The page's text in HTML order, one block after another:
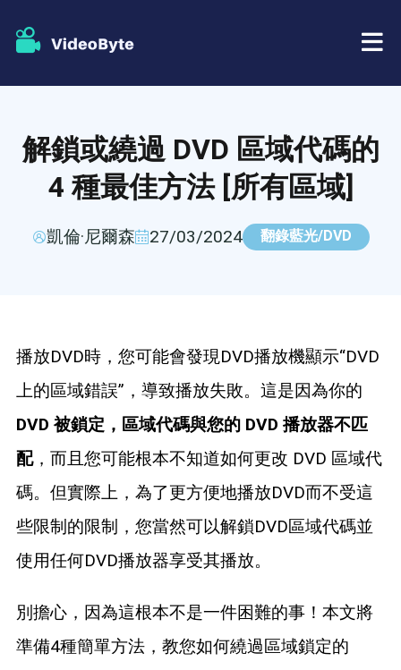
BD-DVD 開膛手
DVD複製
藍光拷貝
店鋪
解鎖或繞過 DVD 區域代碼的
4 種最佳方法 [所有區域]
凱倫·尼爾森 27/03/2024 翻錄藍光/DVD
播放DVD時，您可能會發現DVD播放機顯示“DVD
上的區域錯誤”，導致播放失敗。這是因為你的
DVD 被鎖定，區域代碼與您的 DVD 播放器不匹
配，而且您可能根本不知道如何更改 DVD 區域代
碼。但實際上，為了更方便地播放DVD而不受這
些限制的限制，您當然可以解鎖DVD區域代碼並
使用任何DVD播放器享受其播放。
別擔心，因為這根本不是一件困難的事！本文將
準備4種簡單方法，教您如何繞過區域鎖定的